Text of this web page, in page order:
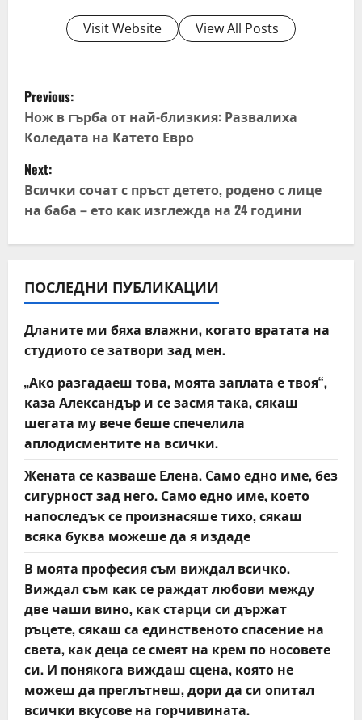
Visit Website View All Posts
P
o
s
t
n
v
i
g
a
t
i
o
n
Previous:
Нож в гърба от най-близкия: Развалиха
Коледата на Катето Евро
Next:
Всички сочат с пръст детето, родено с лице
на баба – ето как изглежда на 24 години
ПОСЛЕДНИ ПУБЛИКАЦИИ
Дланите ми бяха влажни, когато вратата на
студиото се затвори зад мен.
„Ако разгадаеш това, моята заплата е твоя“,
каза Александър и се засмя така, сякаш
шегата му вече беше спечелила
аплодисментите на всички.
Жената се казваше Елена. Само едно име, без
сигурност зад него. Само едно име, което
напоследък се произнасяше тихо, сякаш
всяка буква можеше да я издаде
В моята професия съм виждал всичко.
Виждал съм как се раждат любови между
две чаши вино, как старци си държат
ръцете, сякаш са единственото спасение на
света, как деца се смеят на крем по носовете
си. И понякога виждаш сцена, която не
можеш да преглътнеш, дори да си опитал
всички вкусове на горчивината.